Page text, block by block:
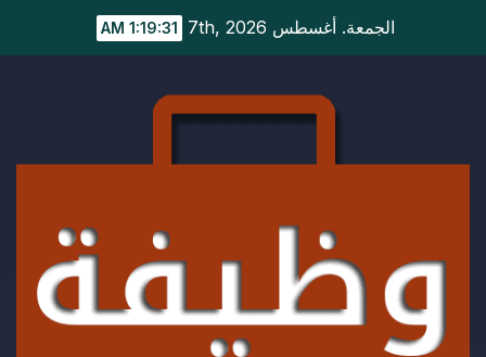
الجمعة. أغسطس 7th, 2026 1:19:32 AM